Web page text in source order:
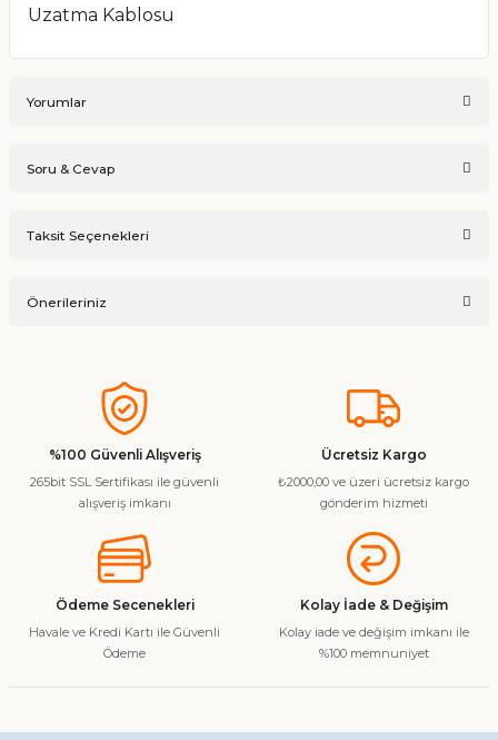
Uzatma Kablosu
Yorumlar
Soru & Cevap
Taksit Seçenekleri
Önerileriniz
konularda yetersiz gördüğünüz noktaları öneri formunu
kullanarak tarafımıza iletebilirsiniz.
Görüş ve önerileriniz için teşekkür ederiz.
Ürün resmi kalitesiz, bozuk veya görüntülenemiyor.
Ürün bilgilerinde hatalar bulunuyor.
Ürün fiyatı diğer sitelerden daha pahalı.
%100 Güvenli Alışveriş
265bit SSL Sertifikası ile güvenli
alışveriş imkanı
Ücretsiz Kargo
₺2000,00 ve üzeri ücretsiz kargo
gönderim hizmeti
Ödeme Secenekleri
Havale ve Kredi Kartı ile Güvenli
Ödeme
Kolay İade & Değişim
Kolay iade ve değişim imkanı ile
%100 memnuniyet